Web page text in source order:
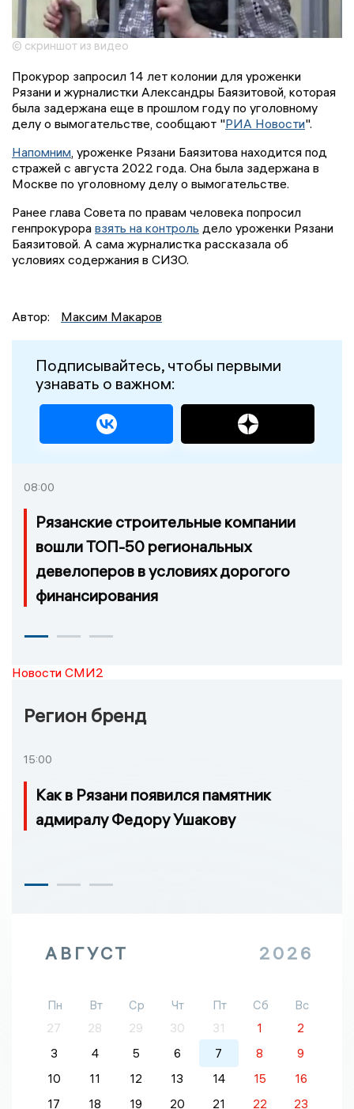
© скриншот из видео
Прокурор запросил 14 лет колонии для уроженки
Рязани и журналистки Александры Баязитовой, которая
была задержана еще в прошлом году по уголовному
делу о вымогательстве, сообщают "РИА Новости".
Напомним , уроженке Рязани Баязитова находится под
стражей с августа 2022 года. Она была задержана в
Москве по уголовному делу о вымогательстве.
Ранее глава Совета по правам человека попросил
генпрокурора взять на контроль дело уроженки Рязани
Баязитовой. А сама журналистка рассказала об
условиях содержания в СИЗО.
Автор: Максим Макаров
Подписывайтесь, чтобы первыми
узнавать о важном:
08:00
Рязанские строительные компании
вошли ТОП-50 региональных
девелоперов в условиях дорогого
финансирования
Новости СМИ2
Регион бренд
15:00
Как в Рязани появился памятник
адмиралу Федору Ушакову
АВГУСТ 2026
Пн Вт Ср Чт Пт Сб
Вс
27
28 29 30 31 1
2
3
4 5 6 7 8
9
10
11 12 13 14 15
16
17
18 19 20 21 22
23